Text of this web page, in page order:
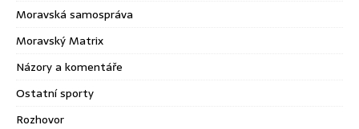
Moravská samospráva
Moravský Matrix
Názory a komentáře
Ostatní sporty
Rozhovor